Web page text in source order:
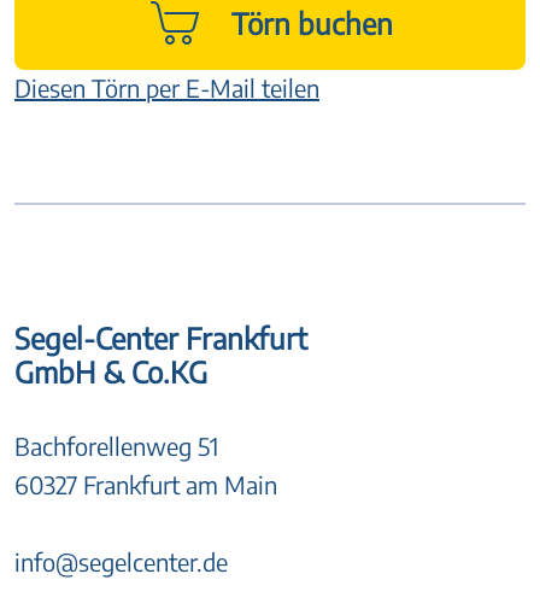
Törn buchen
Diesen Törn per E-Mail teilen
Segel-Center Frankfurt
GmbH & Co.KG
Bachforellenweg 51
60327 Frankfurt am Main
info@segelcenter.de